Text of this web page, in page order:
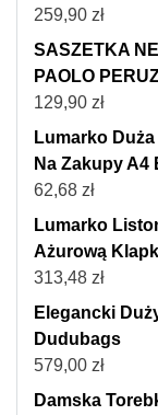
259,90 zł
SASZETKA
PAOLO
129,90 zł
Lumarko
Na Zakupy A4
62,68 zł
Lumarko
Ażurową
313,48 zł
Elegancki
Dudubags
579,00 zł
Damska